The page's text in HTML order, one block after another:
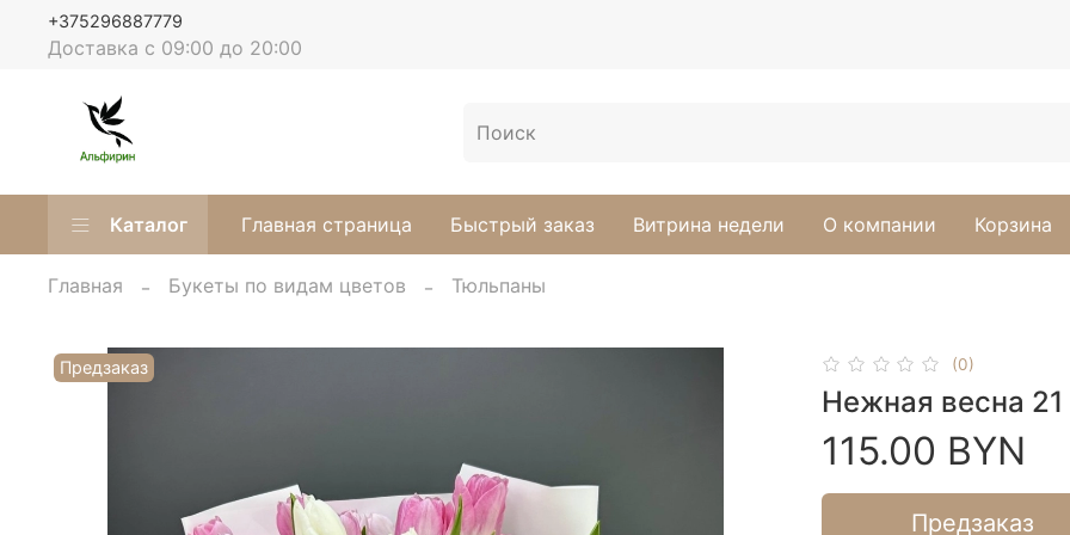
Доставка с 09:00 до 20:00
+375296887779
Каталог Главная страница Быстрый заказ Витрина недели О компании Корзина
Главная Букеты по видам цветов Тюльпаны
Предзаказ (0)
Нежная весна 21
115.00 BYN
Предзаказ